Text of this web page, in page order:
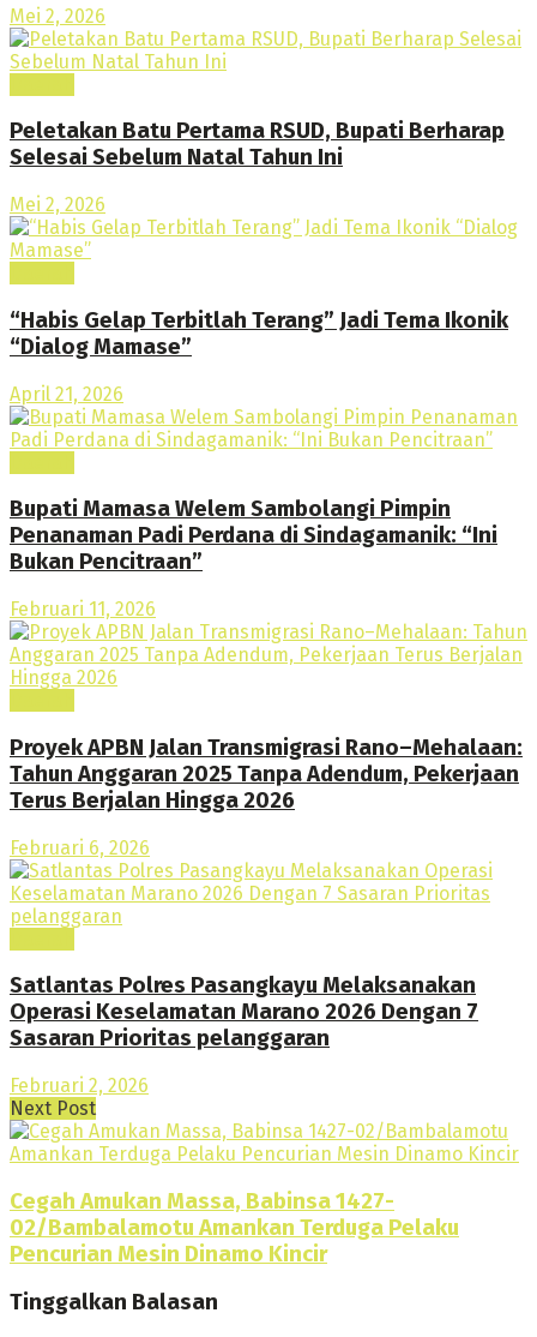
Mei 2, 2026
Peletakan Batu Pertama RSUD, Bupati Berharap
Selesai Sebelum Natal Tahun Ini
Mei 2, 2026
“Habis Gelap Terbitlah Terang” Jadi Tema Ikonik
“Dialog Mamase”
April 21, 2026
Bupati Mamasa Welem Sambolangi Pimpin
Penanaman Padi Perdana di Sindagamanik: “Ini
Bukan Pencitraan”
Februari 11, 2026
Proyek APBN Jalan Transmigrasi Rano–Mehalaan:
Tahun Anggaran 2025 Tanpa Adendum, Pekerjaan
Terus Berjalan Hingga 2026
Februari 6, 2026
Satlantas Polres Pasangkayu Melaksanakan
Operasi Keselamatan Marano 2026 Dengan 7
Sasaran Prioritas pelanggaran
Februari 2, 2026
Next Post
Cegah Amukan Massa, Babinsa 1427-
02/Bambalamotu Amankan Terduga Pelaku
Pencurian Mesin Dinamo Kincir
Tinggalkan Balasan